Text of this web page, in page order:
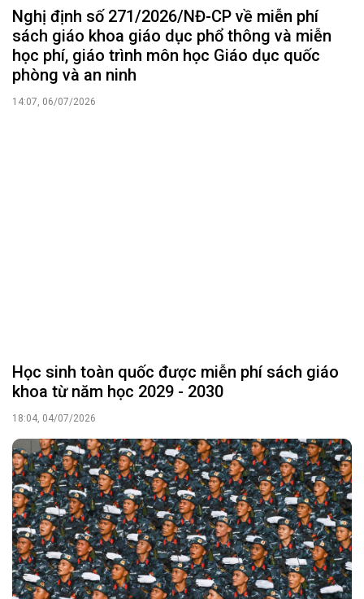
Nghị định số 271/2026/NĐ-CP về miễn phí
sách giáo khoa giáo dục phổ thông và miễn
học phí, giáo trình môn học Giáo dục quốc
phòng và an ninh
14:07, 06/07/2026
Học sinh toàn quốc được miễn phí sách giáo
khoa từ năm học 2029 - 2030
18:04, 04/07/2026